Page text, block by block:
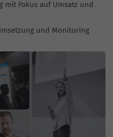
mit Fokus auf Umsatz und
und Monitoring